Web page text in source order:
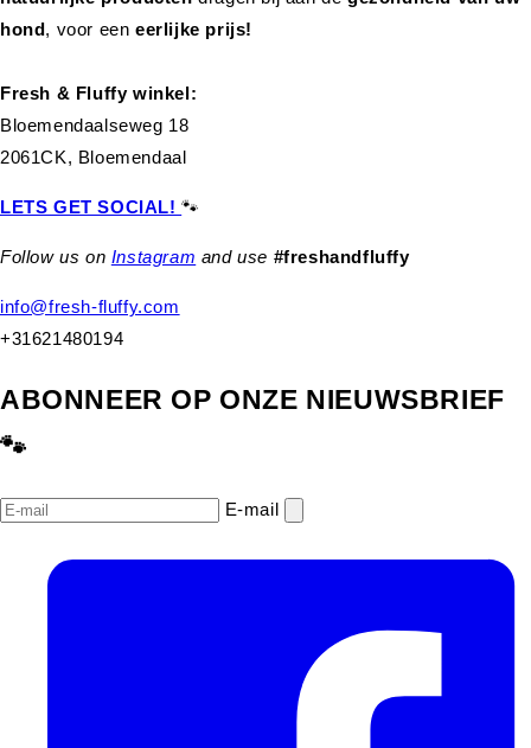
hond, voor eeneerlijke prijs!
Fresh & Fluffy winkel:
Bloemendaalseweg 18
2061CK, Bloemendaal
LETS GET SOCIAL!🐾
Follow us on Instagram and use #freshandfluffy
info@fresh-fluffy.com
+31621480194
ABONNEER OP ONZE NIEUWSBRIEF
🐾
E‑mail